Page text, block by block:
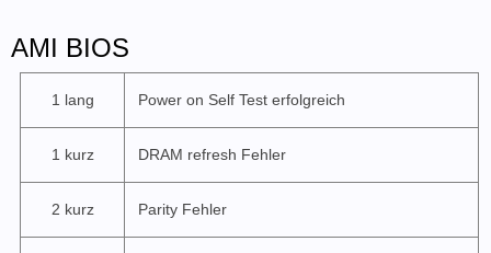
AMI BIOS
1 lang Power on Self Test erfolgreich
1 kurz DRAM refresh Fehler
2 kurz Parity Fehler